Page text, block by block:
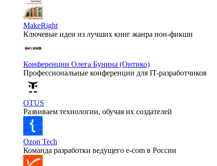
MakeRight
Ключевые идеи из лучших книг жанра нон-фикшн
Конференции Олега Бунина (Онтико)
Профессиональные конференции для IT-разработчиков
OTUS
Развиваем технологии, обучая их создателей
Ozon Tech
Команда разработки ведущего e‑com в России